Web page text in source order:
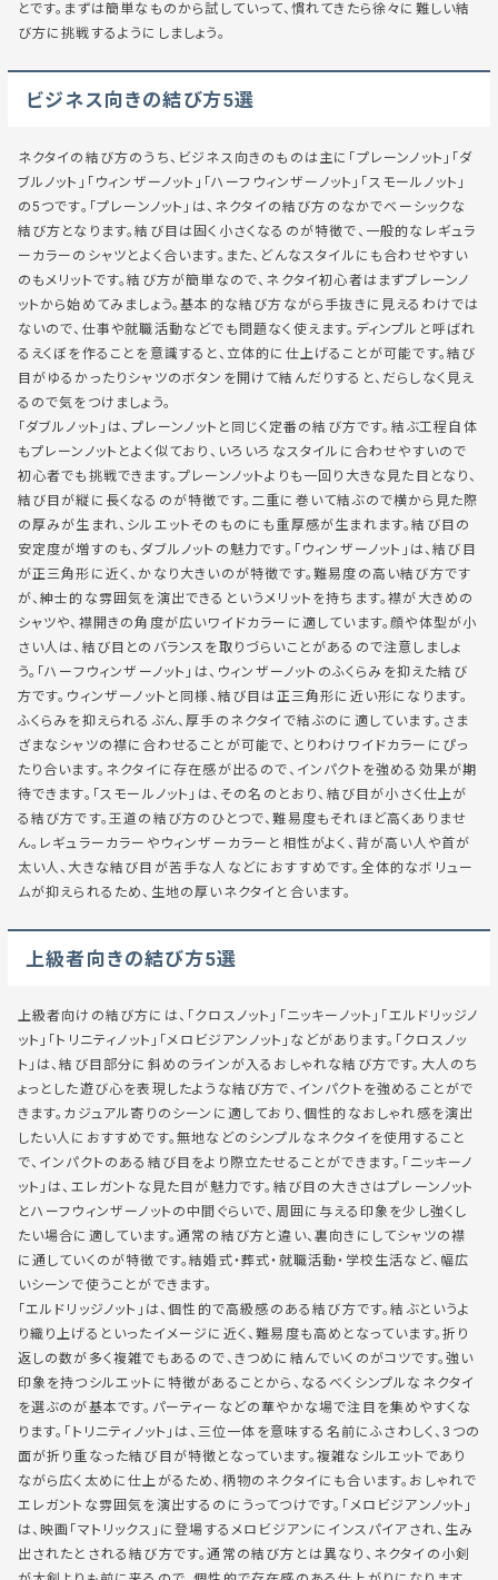
とです。まずは簡単なものから試していって、慣れてきたら徐々に難しい結
び方に挑戦するようにしましょう。
ビジネス向きの結び方5選
ネクタイの結び方のうち、ビジネス向きのものは主に「プレーンノット」「ダ
ブルノット」「ウィンザーノット」「ハーフウィンザーノット」「スモールノット」
の5つです。「プレーンノット」は、ネクタイの結び方のなかでベーシックな
結び方となります。結び目は固く小さくなるのが特徴で、一般的なレギュラ
ーカラーのシャツとよく合います。また、どんなスタイルにも合わせやすい
のもメリットです。結び方が簡単なので、ネクタイ初心者はまずプレーンノ
ットから始めてみましょう。基本的な結び方ながら手抜きに見えるわけでは
ないので、仕事や就職活動などでも問題なく使えます。ディンプルと呼ばれ
るえくぼを作ることを意識すると、立体的に仕上げることが可能です。結び
目がゆるかったりシャツのボタンを開けて結んだりすると、だらしなく見え
るので気をつけましょう。
「ダブルノット」は、プレーンノットと同じく定番の結び方です。結ぶ工程自体
もプレーンノットとよく似ており、いろいろなスタイルに合わせやすいので
初心者でも挑戦できます。プレーンノットよりも一回り大きな見た目となり、
結び目が縦に長くなるのが特徴です。二重に巻いて結ぶので横から見た際
の厚みが生まれ、シルエットそのものにも重厚感が生まれます。結び目の
安定度が増すのも、ダブルノットの魅力です。「ウィンザーノット」は、結び目
が正三角形に近く、かなり大きいのが特徴です。難易度の高い結び方です
が、紳士的な雰囲気を演出できるというメリットを持ちます。襟が大きめの
シャツや、襟開きの角度が広いワイドカラーに適しています。顔や体型が小
さい人は、結び目とのバランスを取りづらいことがあるので注意しましょ
う。「ハーフウィンザーノット」は、ウィンザーノットのふくらみを抑えた結び
方です。ウィンザーノットと同様、結び目は正三角形に近い形になります。
ふくらみを抑えられるぶん、厚手のネクタイで結ぶのに適しています。さま
ざまなシャツの襟に合わせることが可能で、とりわけワイドカラーにぴっ
たり合います。ネクタイに存在感が出るので、インパクトを強める効果が期
待できます。「スモールノット」は、その名のとおり、結び目が小さく仕上が
る結び方です。王道の結び方のひとつで、難易度もそれほど高くありませ
ん。レギュラーカラーやウィンザーカラーと相性がよく、背が高い人や首が
太い人、大きな結び目が苦手な人などにおすすめです。全体的なボリュー
ムが抑えられるため、生地の厚いネクタイと合います。
上級者向きの結び方5選
上級者向けの結び方には、「クロスノット」「ニッキーノット」「エルドリッジノ
ット」「トリニティノット」「メロビジアンノット」などがあります。「クロスノッ
ト」は、結び目部分に斜めのラインが入るおしゃれな結び方です。大人のち
ょっとした遊び心を表現したような結び方で、インパクトを強めることがで
きます。カジュアル寄りのシーンに適しており、個性的なおしゃれ感を演出
したい人におすすめです。無地などのシンプルなネクタイを使用すること
で、インパクトのある結び目をより際立たせることができます。「ニッキーノ
ット」は、エレガントな見た目が魅力です。結び目の大きさはプレーンノット
とハーフウィンザーノットの中間ぐらいで、周囲に与える印象を少し強くし
たい場合に適しています。通常の結び方と違い、裏向きにしてシャツの襟
に通していくのが特徴です。結婚式・葬式・就職活動・学校生活など、幅広
いシーンで使うことができます。
「エルドリッジノット」は、個性的で高級感のある結び方です。結ぶというよ
り織り上げるといったイメージに近く、難易度も高めとなっています。折り
返しの数が多く複雑でもあるので、きつめに結んでいくのがコツです。強い
印象を持つシルエットに特徴があることから、なるべくシンプルなネクタイ
を選ぶのが基本です。パーティーなどの華やかな場で注目を集めやすくな
ります。「トリニティノット」は、三位一体を意味する名前にふさわしく、3つの
面が折り重なった結び目が特徴となっています。複雑なシルエットであり
ながら広く太めに仕上がるため、柄物のネクタイにも合います。おしゃれで
エレガントな雰囲気を演出するのにうってつけです。「メロビジアンノット」
は、映画「マトリックス」に登場するメロビジアンにインスパイアされ、生み
出されたとされる結び方です。通常の結び方とは異なり、ネクタイの小剣